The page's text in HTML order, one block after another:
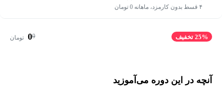
۴ قسط بدون کارمزد، ماهانه 0 تومان
25% تخفیف 0
0 تومان
آنچه در این دوره می‌آموزید